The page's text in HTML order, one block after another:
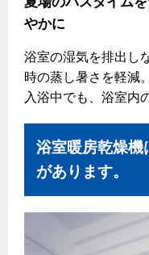
やかに
浴室の湿気を排出し
時の蒸し暑さを軽減。
入浴中でも、浴室内
浴室暖房乾燥機
があります。